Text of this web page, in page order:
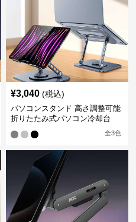
¥3,040 (税込)
パソコンスタンド 高さ調整可能
折りたたみ式パソコン冷却台
全3色